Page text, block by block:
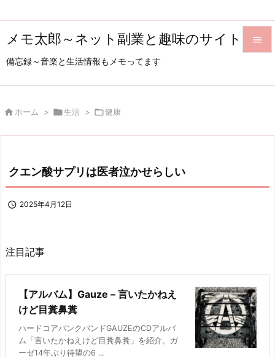
メモ太郎～ネット副業と趣味のサイト
備忘録～音楽と生活情報もメモってます


 ホーム > 生活 > 健康
クエン酸サプリは医者泣かせらしい
 2025年4月12日
注目記事
【アルバム】Gauze – 言いたかねえ
けど目糞鼻糞
ハードコアパンクバンドGAUZEのCDアルバ
ム「言いたかねえけど目糞鼻糞」を紹介。ガ
ーゼ14年ぶり待望の6 ...